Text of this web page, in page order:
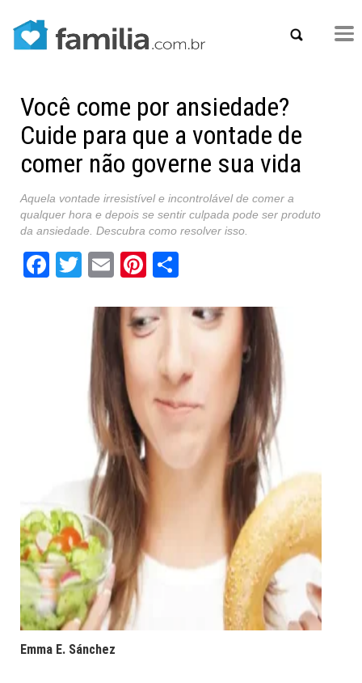
Você come por ansiedade?
Cuide para que a vontade de
comer não governe sua vida
Aquela vontade irresistível e incontrolável de comer a
qualquer hora e depois se sentir culpada pode ser produto
da ansiedade. Descubra como resolver isso.
Facebook
Twitter
EmailPinterest
Emma E. Sánchez